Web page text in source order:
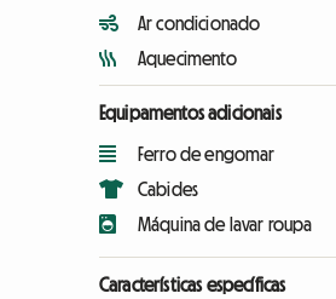
Ar condicionado
Aquecimento
Equipamentos adicionais
Ferro de engomar
Cabides
Máquina de lavar roupa
Características específicas